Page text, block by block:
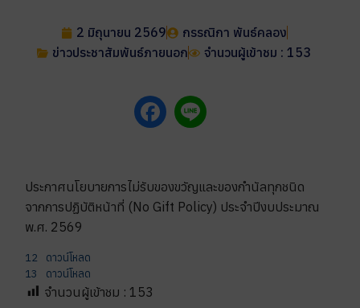
2 มิถุนายน 2569
กรรณิกา พันธ์คลอง
ข่าวประชาสัมพันธ์ภายนอก
จำนวนผู้เข้าชม : 153
ประกาศนโยบายการไม่รับของขวัญและของกำนัลทุกชนิด
จากการปฏิบัติหน้าที่ (No Gift Policy) ประจำปีงบประมาณ
พ.ศ. 2569
12
ดาวน์โหลด
13
ดาวน์โหลด
จำนวนผู้เข้าชม : 153